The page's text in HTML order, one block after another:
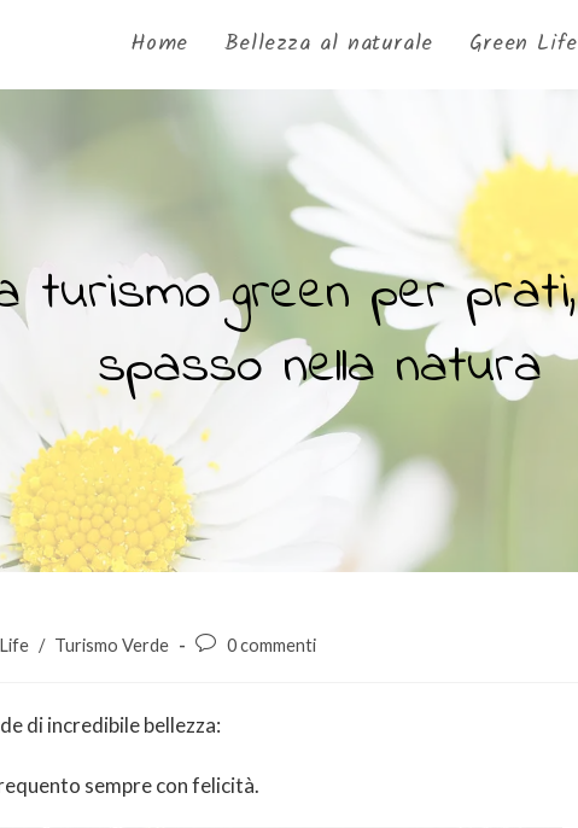
Home Bellezza al naturale Green Life
turismo green per
spasso nella natura
/ Turismo Verde 0 commenti
di incredibile bellezza:
sempre con felicità.